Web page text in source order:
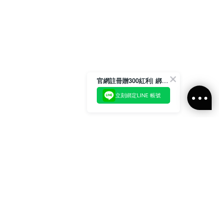
官網註冊贈300紅利| 綁定LINE再領取專屬優惠
立刻綁定LINE 帳號